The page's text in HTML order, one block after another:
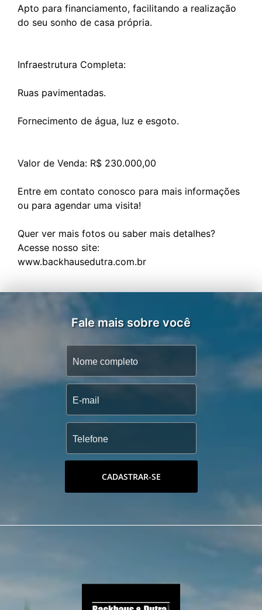
Apto para financiamento, facilitando a realização
do seu sonho de casa própria.
Infraestrutura Completa:
Ruas pavimentadas.
Fornecimento de água, luz e esgoto.
Valor de Venda: R$ 230.000,00
Entre em contato conosco para mais informações
ou para agendar uma visita!
Quer ver mais fotos ou saber mais detalhes?
Acesse nosso site:
Fale mais sobre você
CADASTRAR-SE